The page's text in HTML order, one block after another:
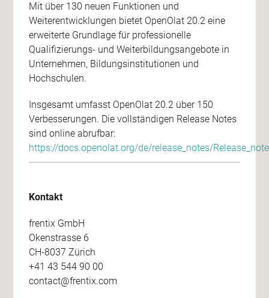
Mit über 130 neuen Funktionen und
Weiterentwicklungen bietet OpenOlat 20.2 eine
erweiterte Grundlage für professionelle
Qualifizierungs- und Weiterbildungsangebote in
Unternehmen, Bildungsinstitutionen und
Hochschulen.
Insgesamt umfasst OpenOlat 20.2 über 150
Verbesserungen. Die vollständigen Release Notes
sind online abrufbar:
https://docs.openolat.org/de/release_notes/
Kontakt
frentix GmbH
Okenstrasse 6
CH-8037 Zürich
+41 43 544 90 00
contact@frentix.com